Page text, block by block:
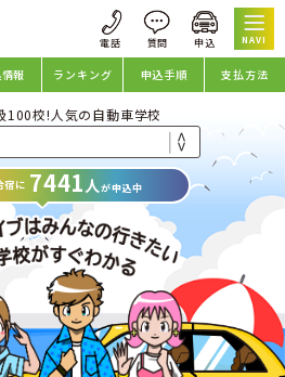
NAVI
報 ランキング 申込手順 支払方法
100校!人気の自動車学校
宿に 7441 人が申込中